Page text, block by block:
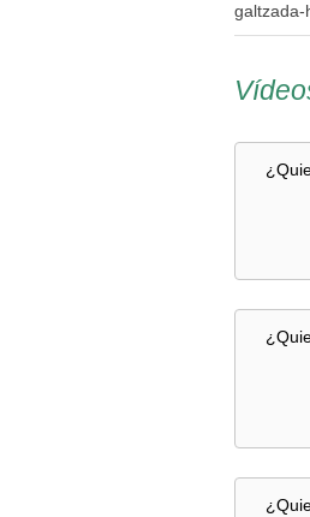
galtzada-